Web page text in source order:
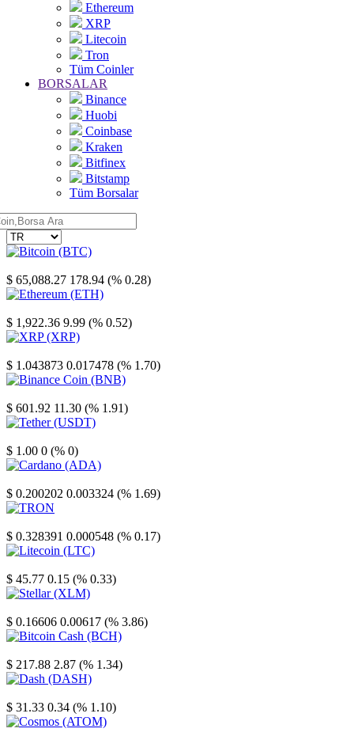
Ethereum
XRP
Litecoin
Tron
Tüm Coinler
BORSALAR
Binance
Huobi
Coinbase
Kraken
Bitfinex
Bitstamp
Tüm Borsalar
$ 65,088.27 178.94 (% 0.28)
$ 1,922.36 9.99 (% 0.52)
$ 1.043873 0.017478 (% 1.70)
$ 601.92 11.30 (% 1.91)
$ 1.00 0 (% 0)
$ 0.200202 0.003324 (% 1.69)
$ 0.328391 0.000548 (% 0.17)
$ 45.77 0.15 (% 0.33)
$ 0.16606 0.00617 (% 3.86)
$ 217.88 2.87 (% 1.34)
$ 31.33 0.34 (% 1.10)